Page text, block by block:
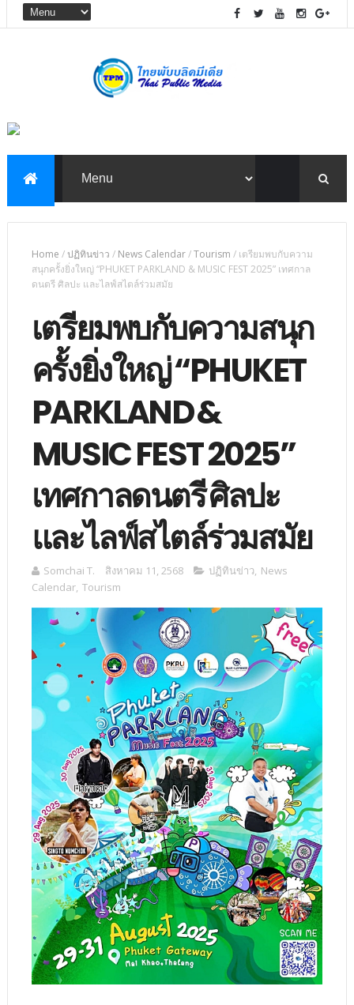
Home /ปฏิทินข่าว / News Calendar/Tourism / เตรียมพบกับความ
สนุกครั้งยิ่งใหญ่ “PHUKET PARKLAND & MUSIC FEST 2025” เทศกาล
ดนตรี ศิลปะ และไลฟ์สไตล์ร่วมสมัย
เตรียมพบกับความสนุก
ครั้งยิ่งใหญ่ “PHUKET
PARKLAND &
MUSIC FEST 2025”
เทศกาลดนตรี ศิลปะ
และไลฟ์สไตล์ร่วมสมัย
Somchai T. สิงหาคม 11, 2568 ปฏิทินข่าว, News
Calendar, Tourism